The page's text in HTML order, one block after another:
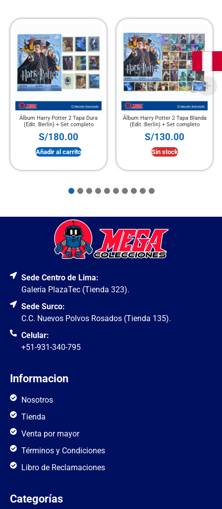
Álbum Harry Potter 2 Tapa Dura
(Edit. Berlín) + Set completo
S/180.00
Añadir al carrito
Álbum Harry Potter 2 Tapa Blanda
(Edit. Berlín) + Set completo
S/130.00
Sin stock
Sede Centro de Lima:
Galería PlazaTec (Tienda 323).
Sede Surco:
C.C. Nuevos Polvos Rosados (Tienda 135).
Celular:
+51-931-340-795
Informacion
Nosotros
Tienda
Venta por mayor
Términos y Condiciones
Libro de Reclamaciones
Categorías